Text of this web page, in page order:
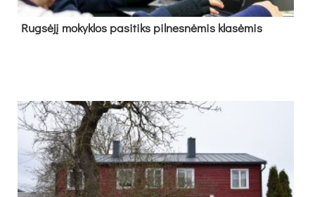
Rug­sė­jį mo­kyk­los pa­si­tiks pil­nes­nė­mis kla­sė­mis